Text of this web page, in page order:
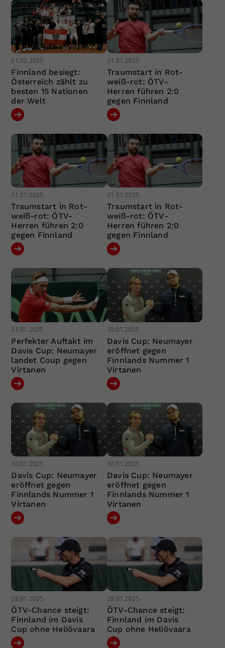
01.02.2025
Finnland besiegt:
Österreich zählt zu
besten 15 Nationen
der Welt
31.01.2025
Traumstart in Rot-
weiß-rot: ÖTV-
Herren führen 2:0
gegen Finnland
31.01.2025
Traumstart in Rot-
weiß-rot: ÖTV-
Herren führen 2:0
gegen Finnland
31.01.2025
Traumstart in Rot-
weiß-rot: ÖTV-
Herren führen 2:0
gegen Finnland
31.01.2025
Perfekter Auftakt im
Davis Cup: Neumayer
landet Coup gegen
Virtanen
30.01.2025
Davis Cup: Neumayer
eröffnet gegen
Finnlands Nummer 1
Virtanen
30.01.2025
Davis Cup: Neumayer
eröffnet gegen
Finnlands Nummer 1
Virtanen
30.01.2025
Davis Cup: Neumayer
eröffnet gegen
Finnlands Nummer 1
Virtanen
28.01.2025
ÖTV-Chance steigt:
Finnland im Davis
Cup ohne Heliövaara
28.01.2025
ÖTV-Chance steigt:
Finnland im Davis
Cup ohne Heliövaara